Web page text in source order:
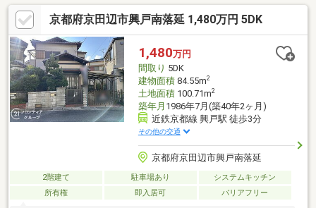
網戸)交換、土間洗浄【屋内】キッチン交換、全居室クロス張替、
フローリング上張(LDK・全洋室)、CF張替(洗面・トイレ)、LDKエ
アコン1台交換、LDK内窓設置、ユニットバス交換、トイレ本体・
換気扇交換、洗面台交換、インターフォン交換、玄関扉・勝手口
扉交換、火災警報器設置交換、分電盤交換、他※詳細は担当者ま
でお問い合わせください。
京都府京田辺市興戸南落延 1,480万円 5DK
1,480万円
間取り 5DK
建物面積84.55m2
土地面積100.71m2
築年月 1986年7月(築40年2ヶ月)
近鉄京都線 興戸駅 徒歩3分
その他の交通
京都府京田辺市興戸南落延
2階建て 駐車場あり
システムキッチン
所有権
即入居可 バリアフリー